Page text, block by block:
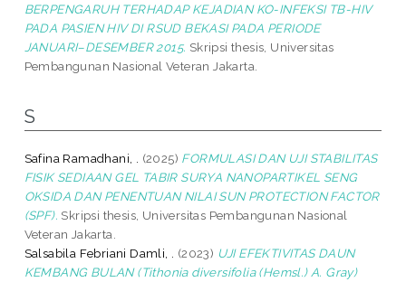
BERPENGARUH TERHADAP KEJADIAN KO-INFEKSI TB-HIV
PADA PASIEN HIV DI RSUD BEKASI PADA PERIODE
JANUARI–DESEMBER 2015. Skripsi thesis, Universitas
Pembangunan Nasional Veteran Jakarta.
S
Safina Ramadhani, . (2025) FORMULASI DAN UJI STABILITAS
FISIK SEDIAAN GEL TABIR SURYA NANOPARTIKEL SENG
OKSIDA DAN PENENTUAN NILAI SUN PROTECTION FACTOR
(SPF). Skripsi thesis, Universitas Pembangunan Nasional
Veteran Jakarta.
Salsabila Febriani Damli, .
(2023) UJI EFEKTIVITAS DAUN
KEMBANG BULAN (Tithonia diversifolia (Hemsl.) A. Gray)